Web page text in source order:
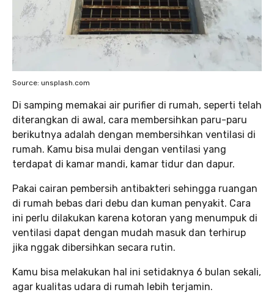
Source: unsplash.com
Di samping memakai air purifier di rumah, seperti telah
diterangkan di awal, cara membersihkan paru-paru
berikutnya adalah dengan membersihkan ventilasi di
rumah. Kamu bisa mulai dengan ventilasi yang
terdapat di kamar mandi, kamar tidur dan dapur.
Pakai cairan pembersih antibakteri sehingga ruangan
di rumah bebas dari debu dan kuman penyakit. Cara
ini perlu dilakukan karena kotoran yang menumpuk di
ventilasi dapat dengan mudah masuk dan terhirup
jika nggak dibersihkan secara rutin.
Kamu bisa melakukan hal ini setidaknya 6 bulan sekali,
agar kualitas udara di rumah lebih terjamin.